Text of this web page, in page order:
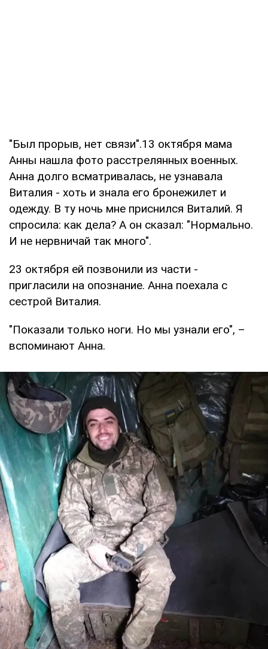
"Был прорыв, нет связи".13 октября мама
Анны нашла фото расстрелянных военных.
Анна долго всматривалась, не узнавала
Виталия - хоть и знала его бронежилет и
одежду. В ту ночь мне приснился Виталий. Я
спросила: как дела? А он сказал: "Нормально.
И не нервничай так много".
23 октября ей позвонили из части -
пригласили на опознание. Анна поехала с
сестрой Виталия.
"Показали только ноги. Но мы узнали его", –
вспоминают Анна.